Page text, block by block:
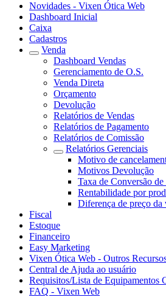
Novidades - Vixen Ótica Web
Dashboard Inicial
Caixa
Cadastros
Venda
Dashboard Vendas
Gerenciamento de O.S.
Venda Direta
Orçamento
Devolução
Relatórios de Vendas
Relatórios de Pagamento
Relatórios de Comissão
Relatórios Gerenciais
Motivo de
Motivos Devolução
Taxa de Conversão
Rentabilidade por
Diferença de preço
Fiscal
Estoque
Financeiro
Easy Marketing
Vixen Ótica Web - Outros
Central de Ajuda ao usuário
Requisitos/Lista de Equipamentos
FAQ - Vixen Web